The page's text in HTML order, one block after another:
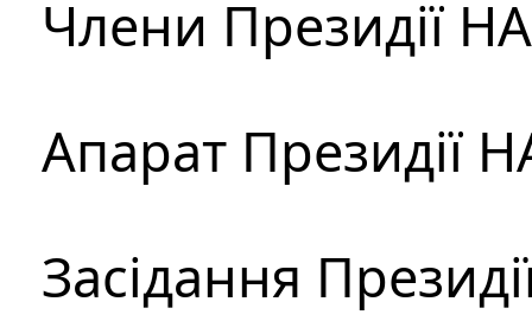
Члени Президії
Апарат Президії
Засідання